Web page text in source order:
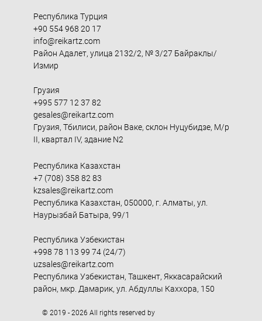
Республика Турция
+90 554 968 20 17
info@reikartz.com
Район Адалет, улица 2132/2, № 3/27 Байраклы/
Измир
Грузия
+995 577 12 37 82
gesales@reikartz.com
Грузия, Тбилиси, район Ваке, склон Нуцубидзе, М/р
II, квартал IV, здание N2
Республика Казахстан
+7 (708) 358 82 83
kzsales@reikartz.com
Республика Казахстан, 050000, г. Алматы, ул.
Наурызбай Батыра, 99/1
Республика Узбекистан
+998 78 113 99 74 (24/7)
uzsales@reikartz.com
Республика Узбекистан, Ташкент, Яккасарайский
район, мкр. Дамарик, ул. Абдуллы Каххора, 150
© 2019 - 2026 All rights reserved by